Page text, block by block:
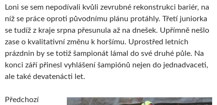
Loni se sem nepodívali kvůli zevrubné rekonstrukci bariér, na
níž se práce oproti původnímu plánu protáhly. Třetí juniorka
se tudíž z kraje srpna přesunula až na dnešek. Upřímně nešlo
zase o kvalitativní změnu k horšímu. Uprostřed letních
prázdnin by se totiž šampionát lámal do své druhé půle. Na
konci září přinesl vyhlášení šampiónů nejen do jednadvaceti,
ale také devatenácti let.
Předchozí